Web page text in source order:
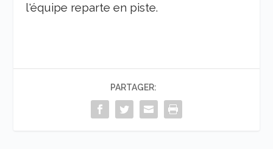
l'équipe reparte en piste.
PARTAGER: